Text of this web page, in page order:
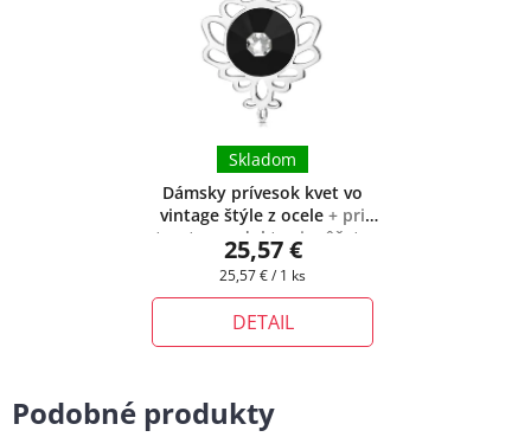
Dámsky prívesok kvet vo
vintage štýle z ocele + pri
tomto produkte si môžete
zvoliť dĺžku retiazky
Skladom
25,57 €
Jednotková
25,57 € / 1 ks
DETAIL
Podobné produkty